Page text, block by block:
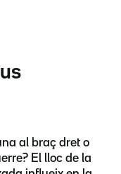
al braç dret o
El lloc de la